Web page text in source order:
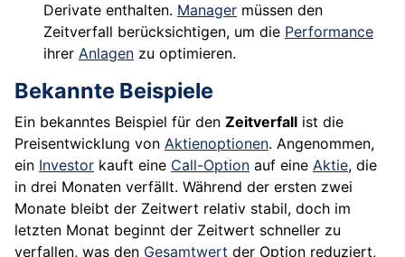
Derivate enthalten. Manager müssen den
Zeitverfall berücksichtigen, um die Performance
ihrer Anlagen zu optimieren.
Bekannte Beispiele
Ein bekanntes Beispiel für den Zeitverfall ist die
Preisentwicklung von Aktienoptionen. Angenommen,
ein Investor kauft eine Call-Option auf eine Aktie, die
in drei Monaten verfällt. Während der ersten zwei
Monate bleibt der Zeitwert relativ stabil, doch im
letzten Monat beginnt der Zeitwert schneller zu
verfallen, was den Gesamtwert der Option reduziert,